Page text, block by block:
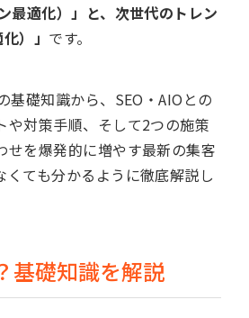
最適化）」と、次世代のトレン
）」 です。
基礎知識から、SEO・AIOとの
や対策手順、そして2つの施策
せを爆発的に増やす最新の集客
ても分かるように徹底解説し
基礎知識を解説